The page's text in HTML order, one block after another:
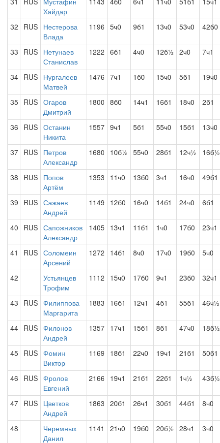
Хайдар
32 RUS Нестерова
Влада
1196 5ч0 9б1 13ч0 53ч0 42б0
33 RUS Нетунаев
Станислав
1222 6б1 4ч0 12б½ 2ч0 7ч1
34 RUS Нургалеев
Матвей
1476 7ч1 1б0 15ч0 5б1 19ч0
35 RUS Огаров
Дмитрий
1800 8б0 14ч1 16б1 18ч0 2б1
36 RUS Останин
Никита
1557 9ч1 5б1 55ч0 15б1 13ч0
37 RUS Петров
Александр
1680 10б½ 55ч0 28б1 12ч½ 16б½
38 RUS Попов
Артём
1353 11ч0 13б0 3ч1 16ч0 49б1
39 RUS Сажаев
Андрей
1149 12б0 16ч0 14б1 24ч0 6б1
40 RUS Сапожников
Александр
1405 13ч1 11б1 1ч0 17б0 23ч1
41 RUS Соломеин
Арсений
1272 14б1 8ч0 17ч0 19б0 5ч0
42
Устьянцев
Трофим
1112 15ч0 17б0 9ч1 23б0 32ч1
43 RUS Филиппова
Маргарита
1883 16б1 12ч1 4б1 55б1 46ч½
44 RUS Филонов
Андрей
1357 17ч1 15б1 8б1 47ч0 18б½
45 RUS Фомин
Виктор
1169 18б1 22ч0 19ч1 21б1 50б1
46 RUS Фролов
Евгений
2166 19ч1 21б1 22б1 1ч½ 43б½
47 RUS Цветков
Андрей
1863 20б1 26ч1 30б1 44б1 8ч0
48
Черемных
Данил
1141 21ч0 19б0 20б½ 28ч1 3ч0